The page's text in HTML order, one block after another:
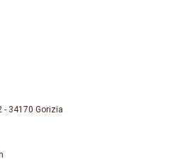
- 34170 Gorizia